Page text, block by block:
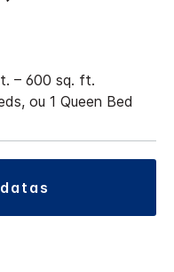
– 600 sq. ft.
ou 1 Queen Bed